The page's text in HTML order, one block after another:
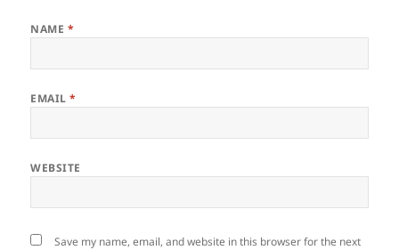
NAME *
EMAIL*
WEBSITE
Save my name, email, and website in this browser for the next